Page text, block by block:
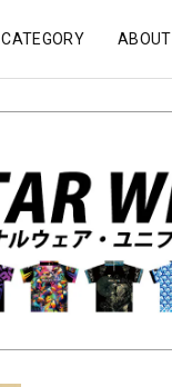
CATEGORY ABOUT